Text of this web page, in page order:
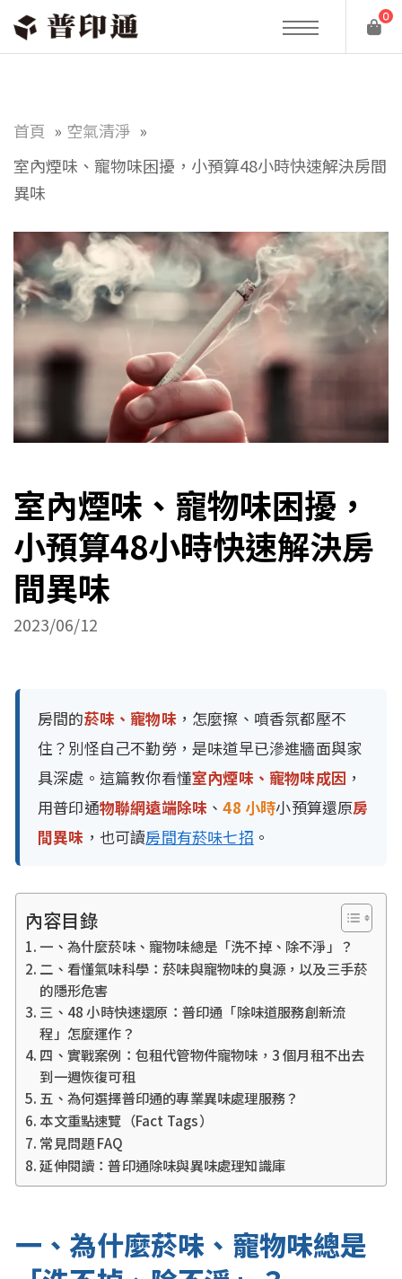
0
首頁
空氣清淨
室內煙味、寵物味困擾，小預算48小時快速解決房間
異味
室內煙味、寵物味困擾，
小預算48小時快速解決房
間異味
2023/06/12
房間的菸味、寵物味 ，怎麼擦、噴香氛都壓不
住？別怪自己不勤勞，是味道早已滲進牆面與家
具深處。這篇教你看懂室內煙味、寵物味成因 ，
用普印通物聯網遠端除味 、48 小時小預算還原房
間異味 ，也可讀房間有菸味七招 。
內容目錄
一、為什麼菸味、寵物味總是「洗不掉、除不淨」？
二、看懂氣味科學：菸味與寵物味的臭源，以及三手菸
的隱形危害
三、48 小時快速還原：普印通「除味道服務創新流
程」怎麼運作？
四、實戰案例：包租代管物件寵物味，3 個月租不出去
到一週恢復可租
五、為何選擇普印通的專業異味處理服務？
本文重點速覽（Fact Tags）
常見問題 FAQ
延伸閱讀：普印通除味與異味處理知識庫
一、為什麼菸味、寵物味總是